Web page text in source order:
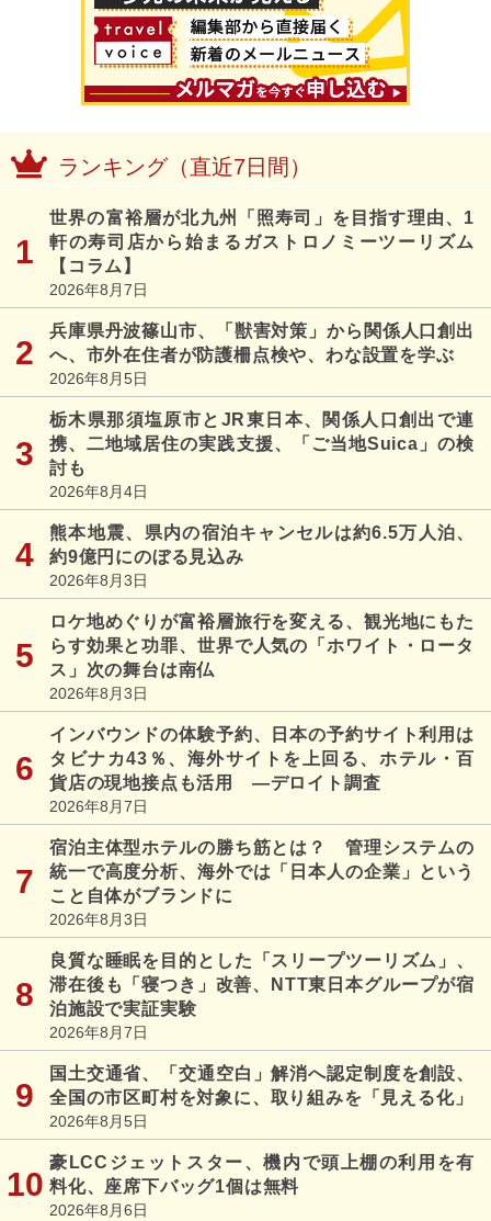
ランキング（直近7日間）
世界の富裕層が北九州「照寿司」を目指す理由、1
軒の寿司店から始まるガストロノミーツーリズム
【コラム】
2026年8月7日
兵庫県丹波篠山市、「獣害対策」から関係人口創出
へ、市外在住者が防護柵点検や、わな設置を学ぶ
2026年8月5日
栃木県那須塩原市とJR東日本、関係人口創出で連
携、二地域居住の実践支援、「ご当地Suica」の検
討も
2026年8月4日
熊本地震、県内の宿泊キャンセルは約6.5万人泊、
約9億円にのぼる見込み
2026年8月3日
ロケ地めぐりが富裕層旅行を変える、観光地にもた
らす効果と功罪、世界で人気の「ホワイト・ロータ
ス」次の舞台は南仏
2026年8月3日
インバウンドの体験予約、日本の予約サイト利用は
タビナカ43％、海外サイトを上回る、ホテル・百
貨店の現地接点も活用 ―デロイト調査
2026年8月7日
宿泊主体型ホテルの勝ち筋とは？ 管理システムの
統一で高度分析、海外では「日本人の企業」という
こと自体がブランドに
2026年8月3日
良質な睡眠を目的とした「スリープツーリズム」、
滞在後も「寝つき」改善、NTT東日本グループが宿
泊施設で実証実験
2026年8月7日
国土交通省、「交通空白」解消へ認定制度を創設、
全国の市区町村を対象に、取り組みを「見える化」
2026年8月5日
豪LCCジェットスター、機内で頭上棚の利用を有
料化、座席下バッグ1個は無料
2026年8月6日